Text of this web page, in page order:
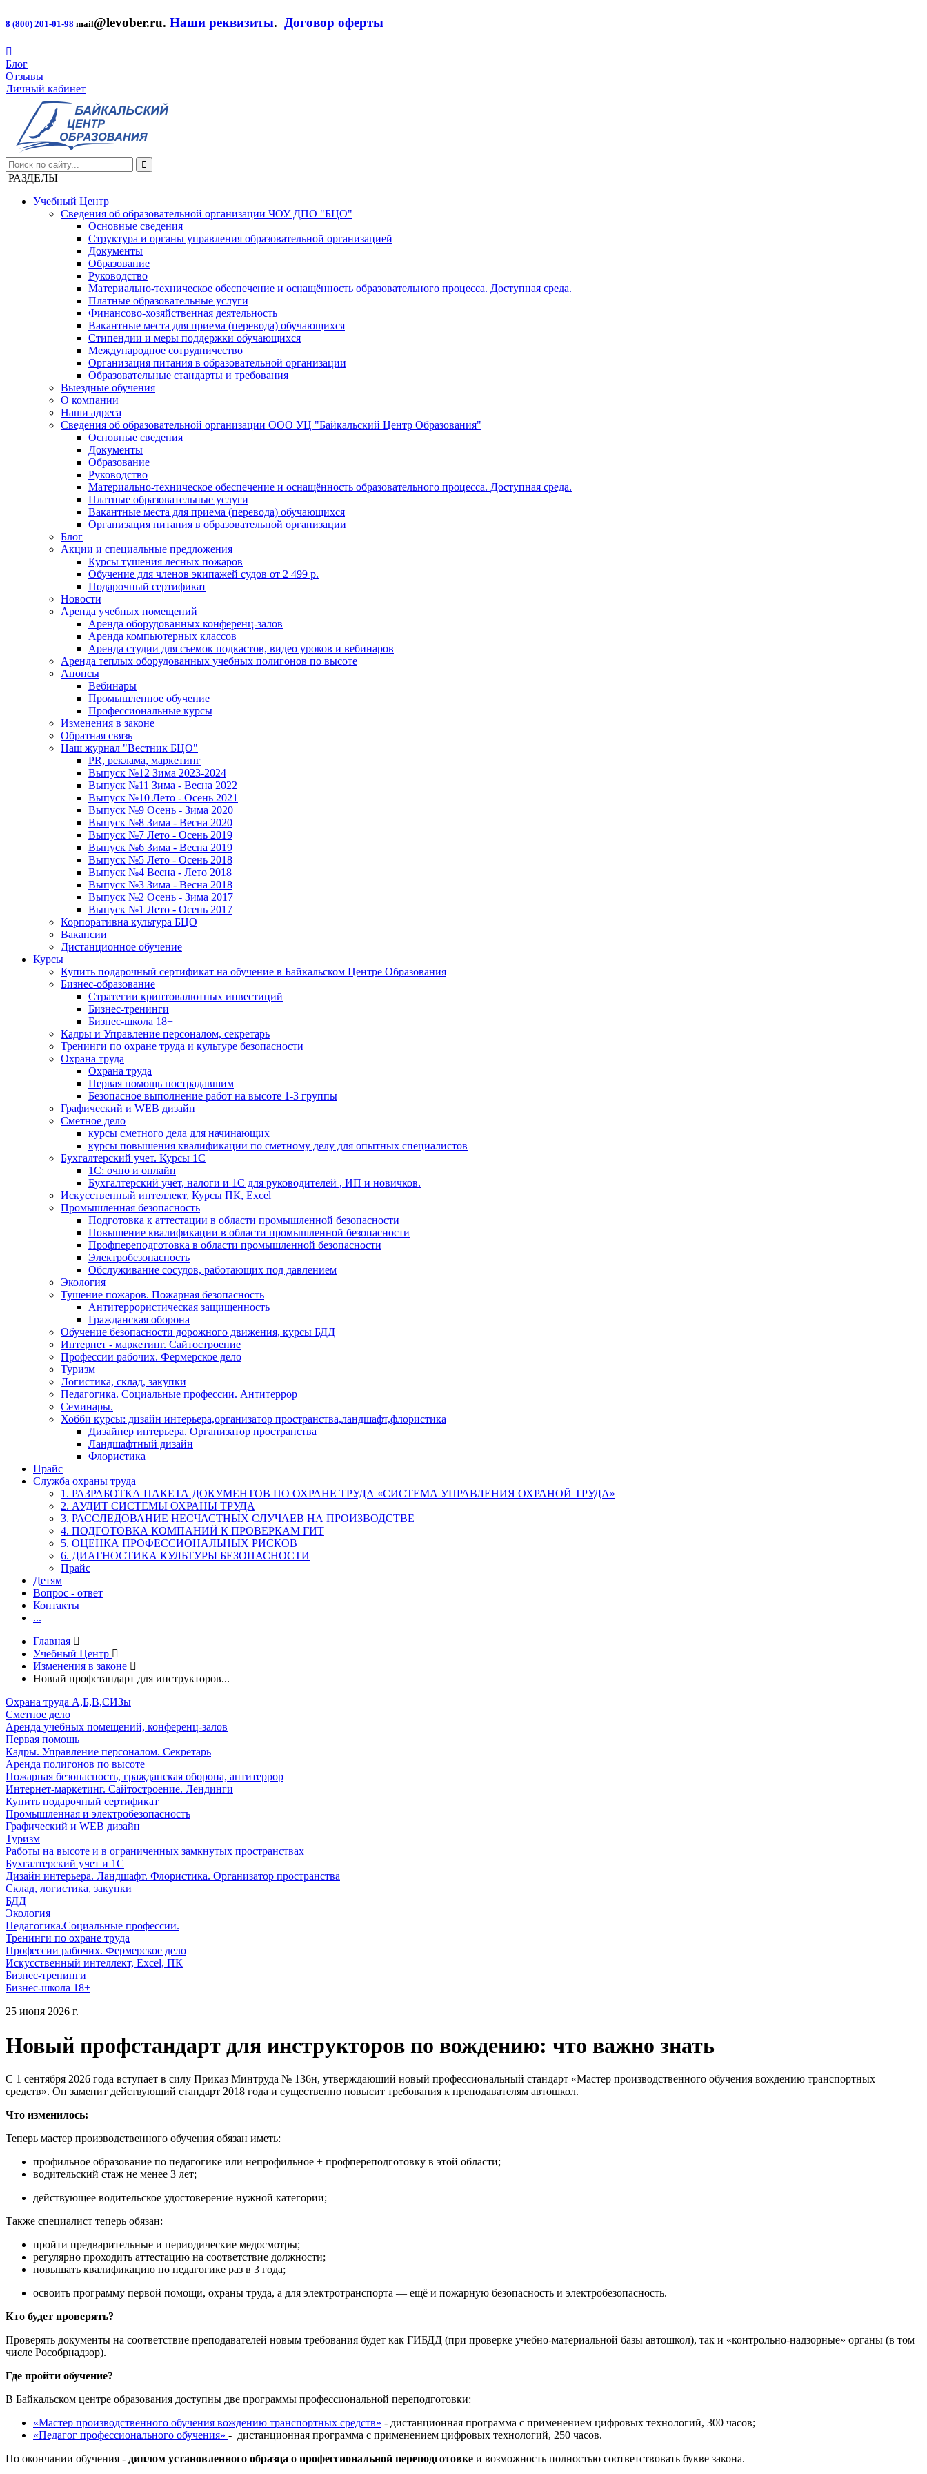
8 (800) 201-01-98 mail@levober.ru. Наши реквизиты. Договор оферты
Блог
Отзывы
Личный кабинет
РАЗДЕЛЫ
Учебный Центр
Сведения об образовательной организации ЧОУ ДПО "БЦО"
Основные сведения
Структура и органы управления образовательной организацией
Документы
Образование
Руководство
Материально-техническое обеспечение и оснащённость образовательного процесса. Доступная среда.
Платные образовательные услуги
Финансово-хозяйственная деятельность
Вакантные места для приема (перевода) обучающихся
Стипендии и меры поддержки обучающихся
Международное сотрудничество
Организация питания в образовательной организации
Образовательные стандарты и требования
Выездные обучения
О компании
Наши адреса
Сведения об образовательной организации ООО УЦ "Байкальский Центр Образования"
Основные сведения
Документы
Образование
Руководство
Материально-техническое обеспечение и оснащённость образовательного процесса. Доступная среда.
Платные образовательные услуги
Вакантные места для приема (перевода) обучающихся
Организация питания в образовательной организации
Блог
Акции и специальные предложения
Курсы тушения лесных пожаров
Обучение для членов экипажей судов от 2 499 р.
Подарочный сертификат
Новости
Аренда учебных помещений
Аренда оборудованных конференц-залов
Аренда компьютерных классов
Аренда студии для съемок подкастов, видео уроков и вебинаров
Аренда теплых оборудованных учебных полигонов по высоте
Анонсы
Вебинары
Промышленное обучение
Профессиональные курсы
Изменения в законе
Обратная связь
Наш журнал "Вестник БЦО"
PR, реклама, маркетинг
Выпуск №12 Зима 2023-2024
Выпуск №11 Зима - Весна 2022
Выпуск №10 Лето - Осень 2021
Выпуск №9 Осень - Зима 2020
Выпуск №8 Зима - Весна 2020
Выпуск №7 Лето - Осень 2019
Выпуск №6 Зима - Весна 2019
Выпуск №5 Лето - Осень 2018
Выпуск №4 Весна - Лето 2018
Выпуск №3 Зима - Весна 2018
Выпуск №2 Осень - Зима 2017
Выпуск №1 Лето - Осень 2017
Корпоративна культура БЦО
Вакансии
Дистанционное обучение
Курсы
Купить подарочный сертификат на обучение в Байкальском Центре Образования
Бизнес-образование
Стратегии криптовалютных инвестиций
Бизнес-тренинги
Бизнес-школа 18+
Кадры и Управление персоналом, секретарь
Тренинги по охране труда и культуре безопасности
Охрана труда
Охрана труда
Первая помощь пострадавшим
Безопасное выполнение работ на высоте 1-3 группы
Графический и WEB дизайн
Сметное дело
курсы сметного дела для начинающих
курсы повышения квалификации по сметному делу для опытных специалистов
Бухгалтерский учет. Курсы 1С
1С: очно и онлайн
Бухгалтерский учет, налоги и 1С для руководителей , ИП и новичков.
Искусственный интеллект, Курсы ПК, Excel
Промышленная безопасность
Подготовка к аттестации в области промышленной безопасности
Повышение квалификации в области промышленной безопасности
Профпереподготовка в области промышленной безопасности
Электробезопасность
Обслуживание сосудов, работающих под давлением
Экология
Тушение пожаров. Пожарная безопасность
Антитеррористическая защищенность
Гражданская оборона
Обучение безопасности дорожного движения, курсы БДД
Интернет - маркетинг. Сайтостроение
Профессии рабочих. Фермерское дело
Туризм
Логистика, склад, закупки
Педагогика. Социальные профессии. Антитеррор
Семинары.
Хобби курсы: дизайн интерьера,организатор пространства,ландшафт,флористика
Дизайнер интерьера. Организатор пространства
Ландшафтный дизайн
Флористика
Прайс
Служба охраны труда
1. РАЗРАБОТКА ПАКЕТА ДОКУМЕНТОВ ПО ОХРАНЕ ТРУДА «СИСТЕМА УПРАВЛЕНИЯ ОХРАНОЙ ТРУДА»
2. АУДИТ СИСТЕМЫ ОХРАНЫ ТРУДА
3. РАССЛЕДОВАНИЕ НЕСЧАСТНЫХ СЛУЧАЕВ НА ПРОИЗВОДСТВЕ
4. ПОДГОТОВКА КОМПАНИЙ К ПРОВЕРКАМ ГИТ
5. ОЦЕНКА ПРОФЕССИОНАЛЬНЫХ РИСКОВ
6. ДИАГНОСТИКА КУЛЬТУРЫ БЕЗОПАСНОСТИ
Прайс
Детям
Вопрос - ответ
Контакты
...
Главная
Учебный Центр
Изменения в законе
Новый профстандарт для инструкторов...
Охрана труда А,Б,В,СИЗы
Сметное дело
Аренда учебных помещений, конференц-залов
Первая помощь
Кадры. Управление персоналом. Секретарь
Аренда полигонов по высоте
Пожарная безопасность, гражданская оборона, антитеррор
Интернет-маркетинг. Сайтостроение. Лендинги
Купить подарочный сертификат
Промышленная и электробезопасность
Графический и WEB дизайн
Туризм
Работы на высоте и в ограниченных замкнутых пространствах
Бухгалтерский учет и 1С
Дизайн интерьера. Ландшафт. Флористика. Организатор пространства
Склад, логистика, закупки
БДД
Экология
Педагогика.Социальные профессии.
Тренинги по охране труда
Профессии рабочих. Фермерское дело
Искусственный интеллект, Excel, ПК
Бизнес-тренинги
Бизнес-школа 18+
25 июня 2026 г.
Новый профстандарт для инструкторов по вождению: что важно знать
С 1 сентября 2026 года вступает в силу Приказ Минтруда № 136н, утверждающий новый профессиональный стандарт «Мастер производственного обучения вождению транспортных
средств». Он заменит действующий стандарт 2018 года и существенно повысит требования к преподавателям автошкол.
Что изменилось:
Теперь мастер производственного обучения обязан иметь:
профильное образование по педагогике или непрофильное + профпереподготовку в этой области;
водительский стаж не менее 3 лет;
действующее водительское удостоверение нужной категории;
Также специалист теперь обязан:
пройти предварительные и периодические медосмотры;
регулярно проходить аттестацию на соответствие должности;
повышать квалификацию по педагогике раз в 3 года;
освоить программу первой помощи, охраны труда, а для электротранспорта — ещё и пожарную безопасность и электробезопасность.
Кто будет проверять?
Проверять документы на соответствие преподавателей новым требования будет как ГИБДД (при проверке учебно-материальной базы автошкол), так и «контрольно-надзорные» органы (в том
числе Рособрнадзор).
Где пройти обучение?
В Байкальском центре образования доступны две программы профессиональной переподготовки:
«Мастер производственного обучения вождению транспортных средств» - дистанционная программа с применением цифровых технологий, 300 часов;
«Педагог профессионального обучения» - дистанционная программа с применением цифровых технологий, 250 часов.
По окончании обучения - диплом установленного образца о профессиональной переподготовке и возможность полностью соответствовать букве закона.